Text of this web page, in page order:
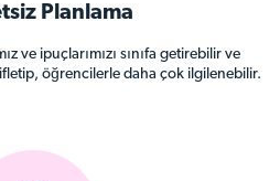
Planlama
ve ipuçlarımızı sınıfa getirebilir ve
öğrencilerle daha çok ilgilenebilir.